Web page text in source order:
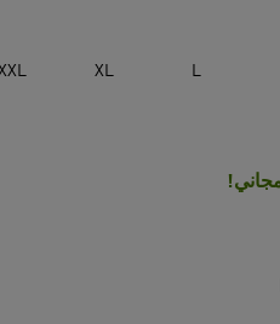
L
XL